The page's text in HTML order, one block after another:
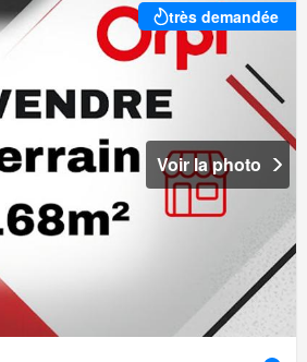
très demandée
Voir la photo